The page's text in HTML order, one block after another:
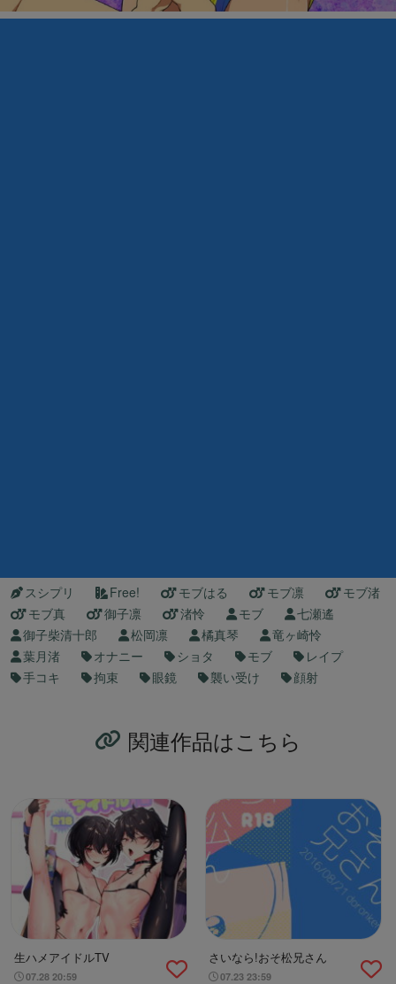
スシプリ Free! モブはる モブ凛
モブ渚
モブ真
御子凛 渚怜 モブ
七瀬遙
御子柴清十郎
松岡凛 橘真琴
竜ヶ崎怜
葉月渚
オナニー ショタ モブ
レイプ
手コキ
拘束 眼鏡 襲い受け 顔射
関連作品はこちら
生ハメアイドルTV
07.28 20:59
さいなら!おそ松兄さん
07.23 23:59